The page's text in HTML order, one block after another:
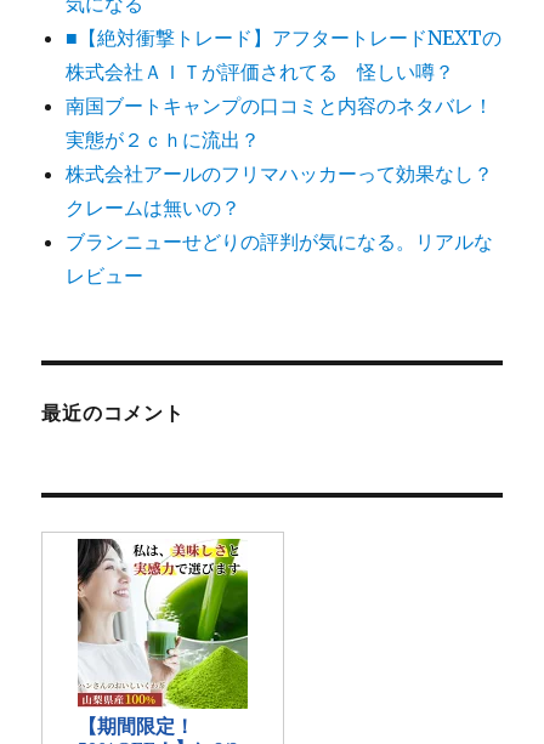
■【絶対衝撃トレード】アフタートレードNEXTの
株式会社ＡＩＴが評価されてる 怪しい噂？
南国ブートキャンプの口コミと内容のネタバレ！
実態が２ｃｈに流出？
株式会社アールのフリマハッカーって効果なし？
クレームは無いの？
ブランニューせどりの評判が気になる。リアルな
レビュー
最近のコメント